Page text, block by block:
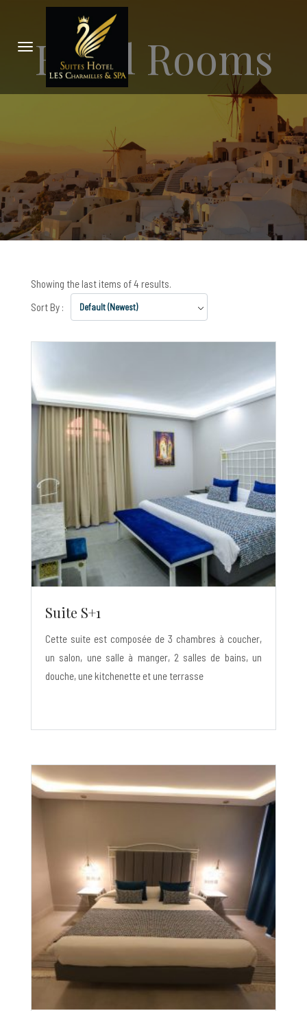
Hotel Rooms
Showing the last items of 4 results.
Sort By :
Default (Newest)
Suite S+1
Cette suite est composée de 3 chambres à coucher,
un salon, une salle à manger, 2 salles de bains, un
douche, une kitchenette et une terrasse